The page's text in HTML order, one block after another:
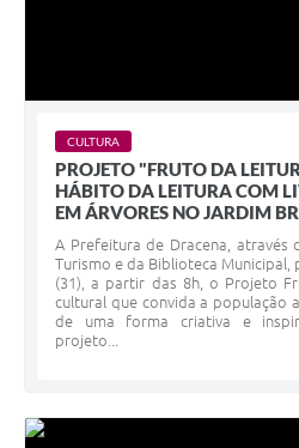
CULTURA
PROJETO "FRUTO DA
HÁBITO DA LEITURA COM
EM ÁRVORES NO JARDIM
A Prefeitura de Dracena, através
Turismo e da Biblioteca Municipal,
(31), a partir das 8h, o Projeto
cultural que convida a população
de uma forma criativa e
projeto...